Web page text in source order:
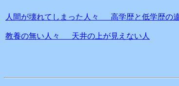
人間が壊れてしまった人々 高学歴と低学歴の
教養の無い人々 天井の上が見えない人